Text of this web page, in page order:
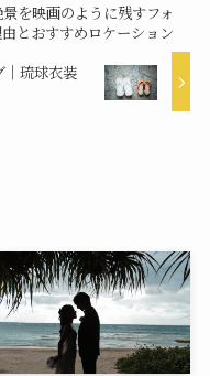
を映画のように残すフォ
とおすすめロケーション
｜琉球衣装